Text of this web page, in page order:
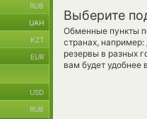
Выберите
Обменные пункты
странах, например:
резервы в разных
вам будет удобнее
RUB
UAH
KZT
EUR
USD
RUB